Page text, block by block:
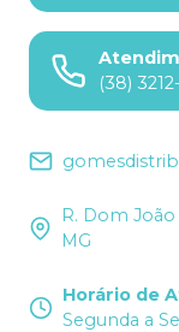
(38)
R. Dom
MG
Horário de
Segunda a